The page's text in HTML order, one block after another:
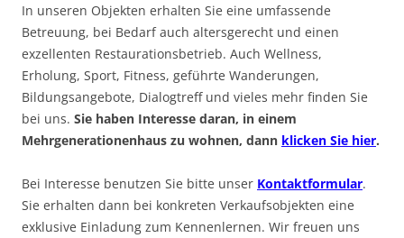
In unseren Objekten erhalten Sie eine umfassende
Betreuung, bei Bedarf auch altersgerecht und einen
exzellenten Restaurationsbetrieb. Auch Wellness,
Erholung, Sport, Fitness, geführte Wanderungen,
Bildungsangebote, Dialogtreff und vieles mehr finden Sie
bei uns. Sie haben Interesse daran, in einem
Mehrgenerationenhaus zu wohnen, dann klicken Sie hier.
Bei Interesse benutzen Sie bitte unser Kontaktformular.
Sie erhalten dann bei konkreten Verkaufsobjekten eine
exklusive Einladung zum Kennenlernen. Wir freuen uns